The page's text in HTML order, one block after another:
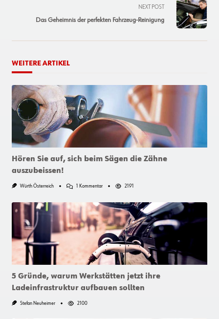
reader-
NEXT POST
Das Geheimnis der perfekten Fahrzeug-Reinigung
WEITERE ARTIKEL
Hören Sie auf, sich beim Sägen die Zähne
auszubeissen!
Würth Österreich 1 KommentarZu
Auf,
Sich
Beim
Sägen
Die
Zähne
Auszubeissen!
2191
5 Gründe, warum Werkstätten jetzt ihre
Ladeinfrastruktur aufbauen sollten
Stefan Neuheimer 2100